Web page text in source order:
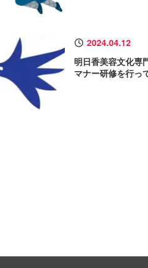
2024.04.12
明日香美容文化専
マナー研修を行っ